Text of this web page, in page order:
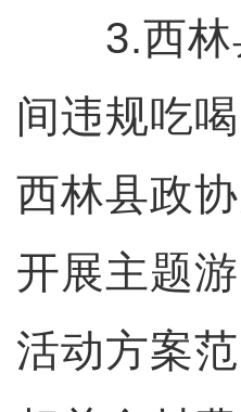
3.西林县
间违规吃
西林县政
开展主题
活动方案